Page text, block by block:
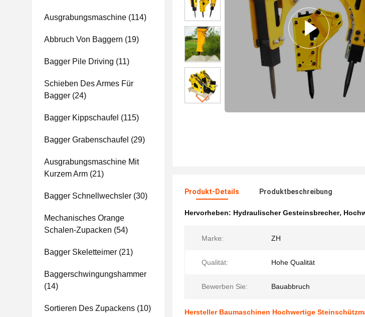
Ausgrabungsmaschine (114)
Abbruch Von Baggern (19)
Bagger Pile Driving (11)
Schieben Des Armes Für
Bagger (24)
Bagger Kippschaufel (115)
Bagger Grabenschaufel (29)
Ausgrabungsmaschine Mit
Kurzem Arm (21)
Bagger Schnellwechsler (30)
Mechanisches Orange
Schalen-Zupacken (54)
Bagger Skeletteimer (21)
Baggerschwingungshammer
(14)
Sortieren Des Zupackens (10)
Produkt-Details Produktbeschreibung
Hervorheben: Hydraulischer Gesteinsbrecher,
Marke: ZH
Qualität: Hohe Qualität
Bewerben Sie: Bauabbruch
Hersteller Baumaschinen Hochwertige